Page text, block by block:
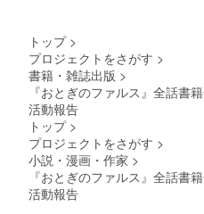
トップ >
プロジェクトをさがす >
書籍・雑誌出版 >
『おとぎのファルス』全話書
活動報告
トップ >
プロジェクトをさがす >
小説・漫画・作家 >
『おとぎのファルス』全話書
活動報告